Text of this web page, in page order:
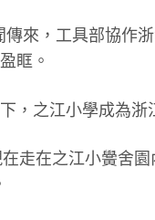
來，工具部協作
眶。
，之江小學成為浙
走在之江小黌舍